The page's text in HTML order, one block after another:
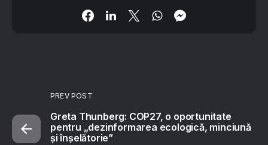
PREV POST
Greta Thunberg: COP27, o oportunitate
pentru „dezinformarea ecologică, minciună
și înșelătorie”